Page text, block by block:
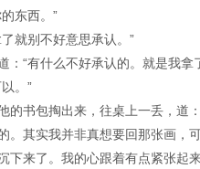
东西。”
就别不好意思承认。”
：“有什么不好承认的。就是我
。”
的书包掏出来，往桌上一丢，道
。其实我并非真想要回那张画，
下来了。我的心跟着有点紧张起